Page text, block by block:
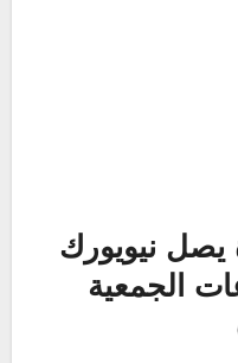
نيويورك
الجمعية